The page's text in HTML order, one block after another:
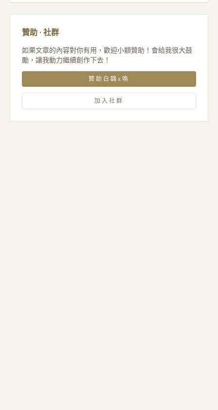
贊助 · 社群
如果文章的內容對你有用，歡迎小額贊助！會給我很大鼓
勵，讓我動力繼續創作下去！
贊助白鷗x喚
加入社群